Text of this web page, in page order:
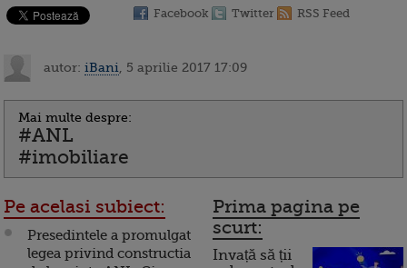
Facebook Twitter RSS Feed
autor: iBani , 5 aprilie 2017 17:09
Mai multe despre:
#ANL
#imobiliare
Pe acelasi subiect:
Presedintele a promulgat
legea privind constructia
Prima pagina pe
scurt:
Invață să ții